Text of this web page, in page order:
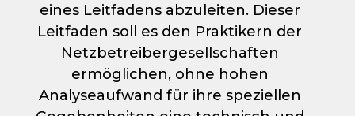
eines Leitfadens abzuleiten. Dieser
Leitfaden soll es den Praktikern der
Netzbetreibergesellschaften
ermöglichen, ohne hohen
Analyseaufwand für ihre speziellen